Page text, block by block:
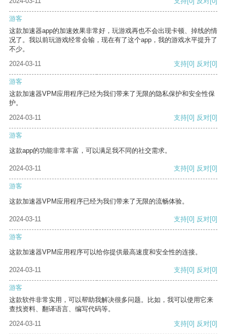
游客
这款加速器app的加速效果非常好，玩游戏再也不会出现卡顿、掉线的情
况了。我以前玩游戏经常会输，现在有了这个app，我的游戏水平提升了
不少。
2024-03-11
支持[0] 反对[0]
游客
这款加速器VPM应用程序已经为我们带来了无限的隐私保护和安全性保
护。
2024-03-11
支持[0] 反对[0]
游客
这款app的功能非常丰富，可以满足我不同的社交需求。
2024-03-11 支持[0] 反对[0]
游客
这款加速器VPM应用程序已经为我们带来了无限的流畅体验。
2024-03-11 支持[0] 反对[0]
游客
这款加速器VPM应用程序可以给你提供最高速度和安全性的连接。
2024-03-11 支持[0] 反对[0]
游客
这款软件非常实用，可以帮助我解决很多问题。比如，我可以使用它来
查找资料、翻译语言、编写代码等。
2024-03-11
支持[0] 反对[0]